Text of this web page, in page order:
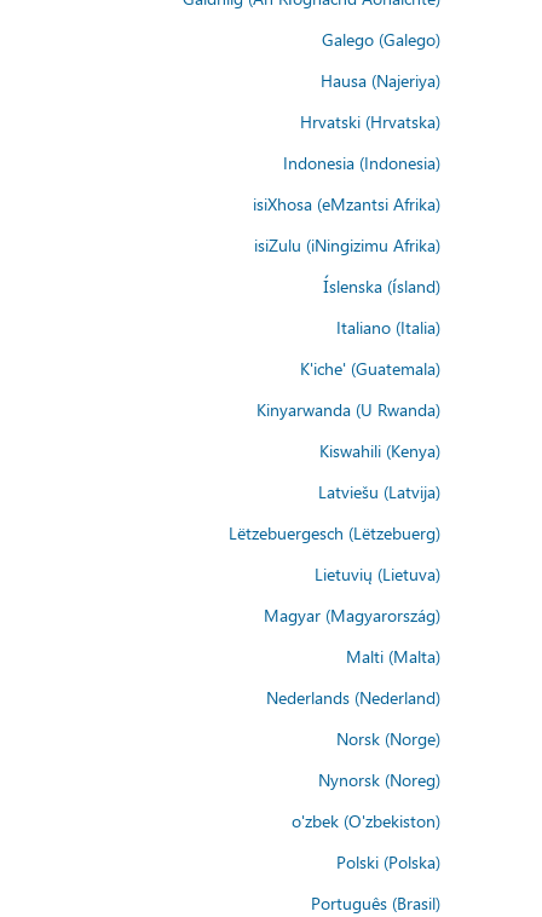
Galego (Galego)
Hausa (Najeriya)
Hrvatski (Hrvatska)
Indonesia (Indonesia)
isiXhosa (eMzantsi Afrika)
isiZulu (iNingizimu Afrika)
Íslenska (ísland)
Italiano (Italia)
K'iche' (Guatemala)
Kinyarwanda (U Rwanda)
Kiswahili (Kenya)
Latviešu (Latvija)
Lëtzebuergesch (Lëtzebuerg)
Lietuvių (Lietuva)
Magyar (Magyarország)
Malti (Malta)
Nederlands (Nederland)
Norsk (Norge)
Nynorsk (Noreg)
o'zbek (O'zbekiston)
Polski (Polska)
Português (Brasil)